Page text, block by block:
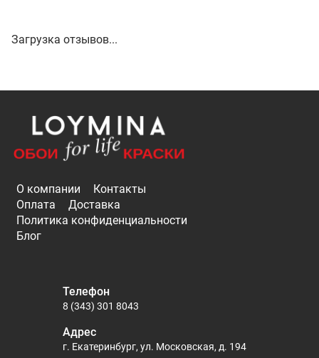
Загрузка отзывов...
О компании
Контакты
Оплата
Доставка
Политика конфиденциальности
Блог
Телефон
8 (343) 301 8043
Адрес
г. Екатеринбург, ул. Московская, д. 194